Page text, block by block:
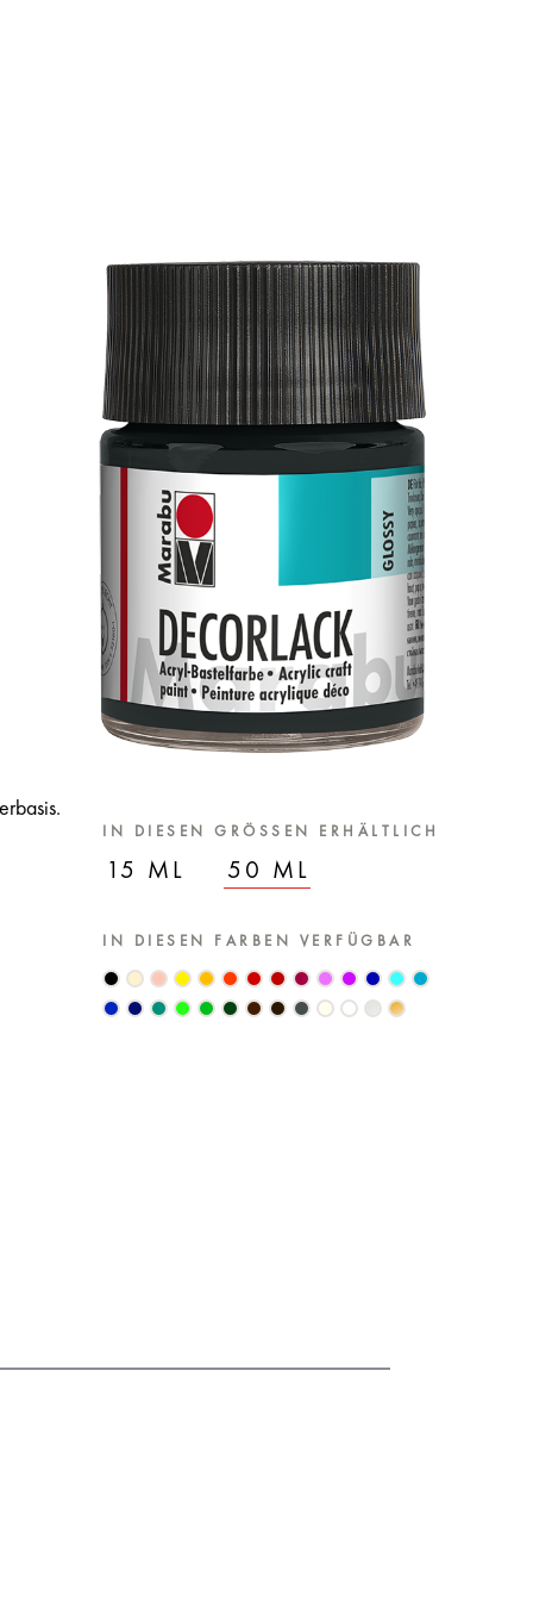
IN DIESEN GRÖSSEN ERHÄLTLICH
15 ML 50 ML
IN DIESEN FARBEN VERFÜGBAR